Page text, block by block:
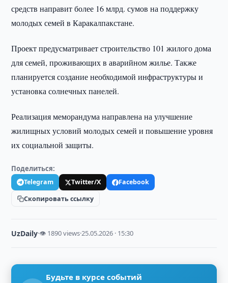
средств направит более 16 млрд. сумов на поддержку
молодых семей в Каракалпакстане.
Проект предусматривает строительство 101 жилого дома
для семей, проживающих в аварийном жилье. Также
планируется создание необходимой инфраструктуры и
установка солнечных панелей.
Реализация меморандума направлена на улучшение
жилищных условий молодых семей и повышение уровня
их социальной защиты.
Поделиться:
Telegram Twitter/X
Facebook
Скопировать ссылку
UzDaily·👁 1890 views·25.05.2026 · 15:30
Будьте в курсе событий